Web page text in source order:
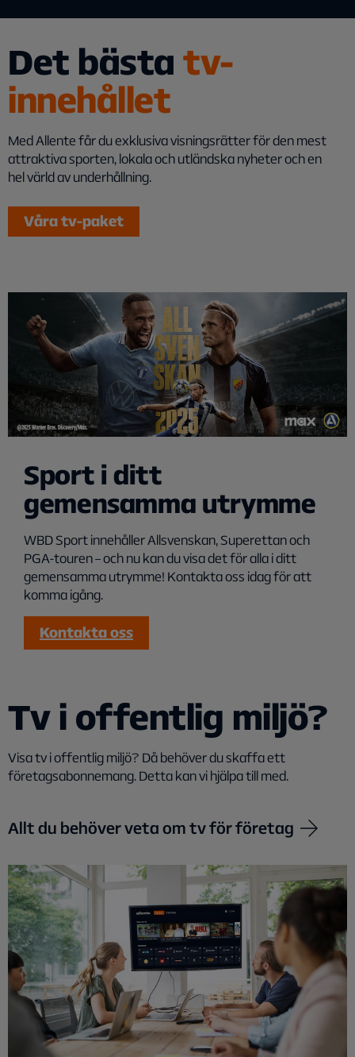
Det bästatv-
innehållet
Med Allente får du exklusiva visningsrätter för den mest
attraktiva sporten, lokala och utländska nyheter och en
hel värld av underhållning.
Våra tv-paket
Sport i ditt
gemensamma utrymme
WBD Sport innehåller Allsvenskan, Superettan och
PGA-touren – och nu kan du visa det för alla i ditt
gemensamma utrymme! Kontakta oss idag för att
komma igång.
Kontakta oss
Tv i offentlig miljö?
Visa tv i offentlig miljö? Då behöver du skaffa ett
företagsabonnemang. Detta kan vi hjälpa till med.
Allt du behöver veta om tv för företag